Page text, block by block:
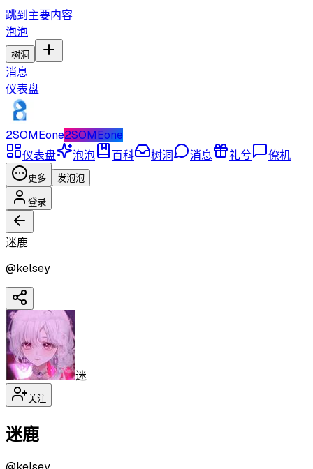
跳到主要内容
泡泡
树洞
消息
仪表盘
2SOMEone2SOMEone
仪表盘
泡泡 百科 树洞 消息 礼兮 僚机
更多 发泡泡
登录
迷鹿
@kelsey
迷
关注
迷鹿